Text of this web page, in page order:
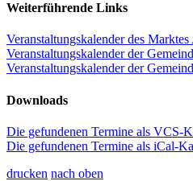
Weiterführende Links
Veranstaltungskalender des
Veranstaltungskalender der
Veranstaltungskalender der
Downloads
Die gefundenen Termine als VCS-
Die gefundenen Termine als iCal-
drucken nach oben